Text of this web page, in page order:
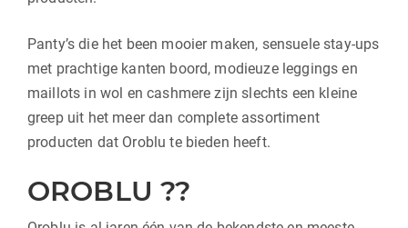
Panty’s die het been mooier maken, sensuele stay-ups
met prachtige kanten boord, modieuze leggings en
maillots in wol en cashmere zijn slechts een kleine
greep uit het meer dan complete assortiment
producten dat Oroblu te bieden heeft.
OROBLU ??